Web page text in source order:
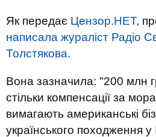
Як передає Цензор.НЕТ,
написала жураліст Радіо
Толстякова.
Вона зазначила: "200 млн
стільки компенсації за
вимагають американські
українського походження у